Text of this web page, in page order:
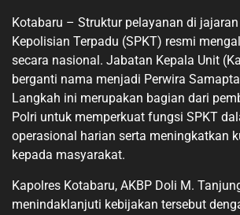
Kotabaru – Struktur pelayanan di
Kepolisian Terpadu (SPKT) resmi
secara nasional. Jabatan Kepala Unit
berganti nama menjadi Perwira
Langkah ini merupakan bagian dari
Polri untuk memperkuat fungsi SPKT
operasional harian serta meningkatkan
kepada masyarakat.
Kapolres Kotabaru, AKBP Doli M.
menindaklanjuti kebijakan tersebut